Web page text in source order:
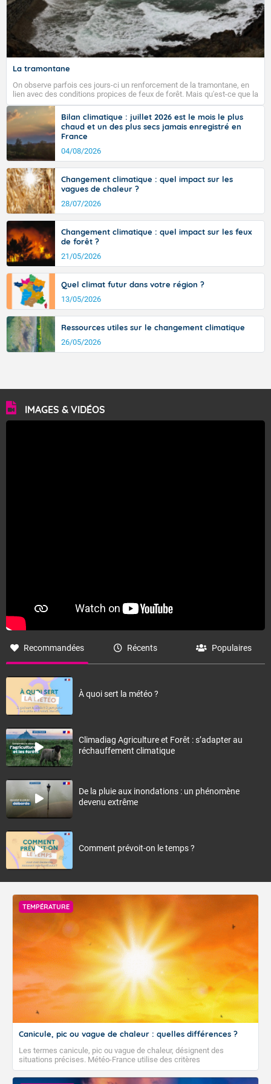
La tramontane
On observe parfois ces jours-ci un renforcement de la tramontane, en
lien avec des conditions propices de feux de forêt. Mais qu'est-ce que la
tramontane ? Quelles sont ses caractéristiques ? La tramontane est un
vent turbulent soufflant de secteur nord-ouest à nord, ou ouest à nord-
ouest, dans un secteur qui part du Roussillon à la vallée de l’Aude et à
l’ouest de l’Hérault. L’étymologie de ce vent vient du latin trasmontanus,
signifiant au-delà des monts, en allusion aux régions montagneuses
d’où provient ce vent.
Bilan climatique : juillet 2026 est le mois le plus
chaud et un des plus secs jamais enregistré en
France
04/08/2026
Changement climatique : quel impact sur les
vagues de chaleur ?
28/07/2026
Changement climatique : quel impact sur les feux
de forêt ?
21/05/2026
Quel climat futur dans votre région ?
13/05/2026
Ressources utiles sur le changement climatique
26/05/2026
IMAGES & VIDÉOS
Recommandées Récents Populaires
À quoi sert la météo ?
Climadiag Agriculture et Forêt : s’adapter au
réchauffement climatique
De la pluie aux inondations : un phénomène
devenu extrême
Comment prévoit-on le temps ?
TEMPÉRATURE
Canicule, pic ou vague de chaleur : quelles différences ?
Les termes canicule, pic ou vague de chaleur, désignent des
situations précises. Météo-France utilise des critères
climatologiques pour évaluer et qualifier les épisodes de chaleur qui
peuvent avoir des impacts sanitaires et socio-économiques